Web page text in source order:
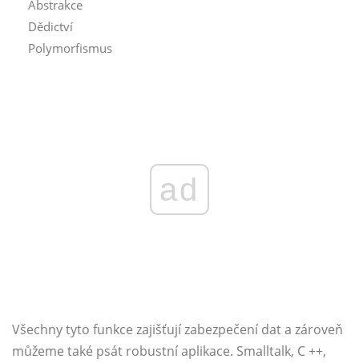
Abstrakce
Dědictví
Polymorfismus
ad
Všechny tyto funkce zajišťují zabezpečení dat a zároveň
můžeme také psát robustní aplikace. Smalltalk, C ++,